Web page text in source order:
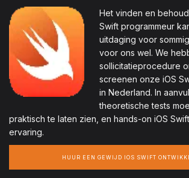
Het vinden en
Swift programmeur
uitdaging voor
voor ons wel. We
sollicitatieprocedure
screenen onze iOS
in Nederland. In
theoretische tests
praktisch te laten zien, en hands-on iOS
ervaring.
HUUR EEN GEWIJD IOS SWIFT